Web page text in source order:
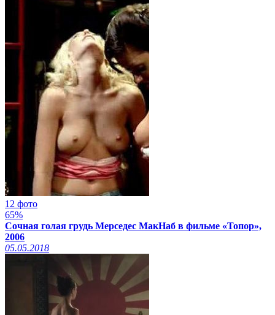
12 фото
65%
Сочная голая грудь Мерседес МакНаб в фильме «Топор»,
2006
05.05.2018